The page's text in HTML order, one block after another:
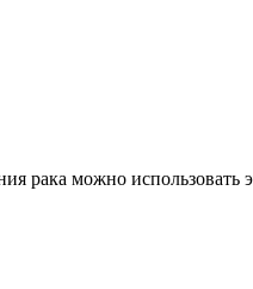
рака можно использовать